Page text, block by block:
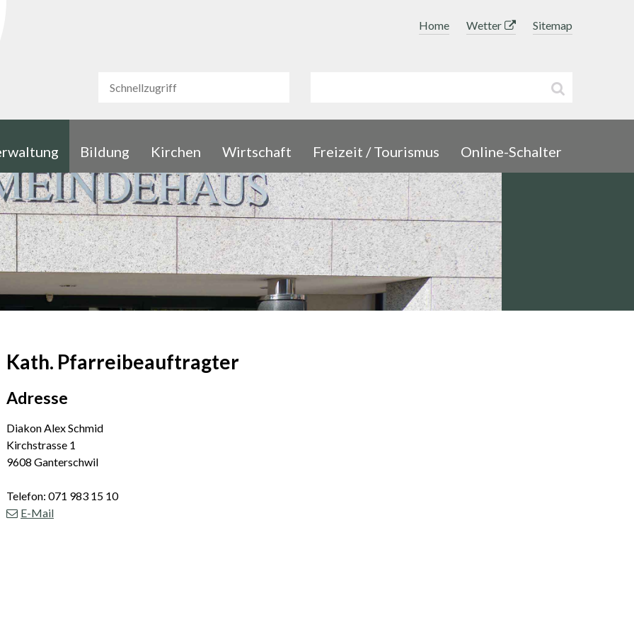
Topnavigation
Home Wetter Sitemap
Schnellzugriff
Schnellzugriff
Bildung Kirchen Wirtschaft Freizeit / Tourismus Online-Schalter
Kath. Pfarreibeauftragter
Adresse
Diakon Alex Schmid
Kirchstrasse 1
9608 Ganterschwil
Telefon: 071 983 15 10
E-Mail